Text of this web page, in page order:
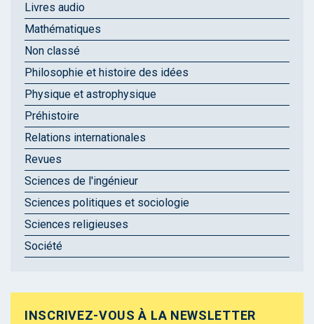
Livres audio
Mathématiques
Non classé
Philosophie et histoire des idées
Physique et astrophysique
Préhistoire
Relations internationales
Revues
Sciences de l'ingénieur
Sciences politiques et sociologie
Sciences religieuses
Société
INSCRIVEZ-VOUS À LA NEWSLETTER